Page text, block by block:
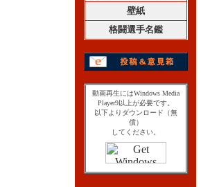
壁紙
格闘選手名鑑
動画再生にはWindows Media
Player9以上が必要です。
以下よりダウンロード（無
償）
してください。